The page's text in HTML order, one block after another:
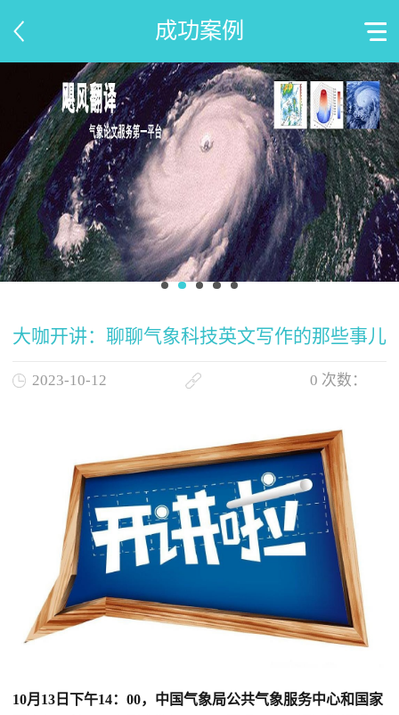
成功案例
大咖开讲：聊聊气象科技英文写作的那些事儿
2023-10-12 0 次数：
10月13日下午14：00，中国气象局公共气象服务中心和国家